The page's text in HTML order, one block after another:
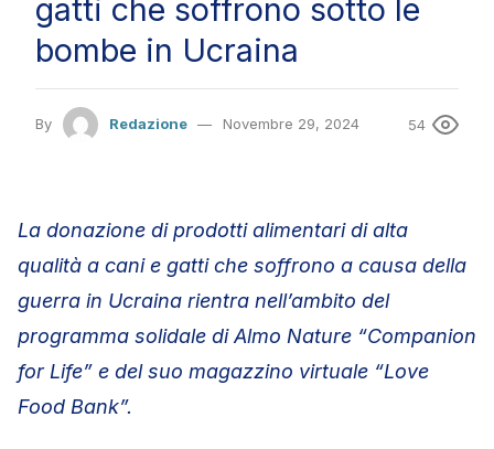
gatti che soffrono sotto le
bombe in Ucraina
By Redazione Novembre 29, 2024 54
La donazione di prodotti alimentari di alta
qualità a cani e gatti che soffrono a causa della
guerra in Ucraina rientra nell’ambito del
programma solidale di Almo Nature “Companion
for Life” e del suo magazzino virtuale “Love
Food Bank”.